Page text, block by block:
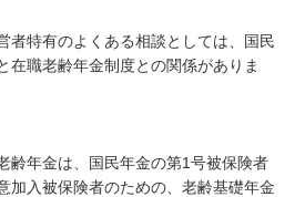
者特有のよくある相談としては、国民
在職老齢年金制度との関係がありま
齢年金は、国民年金の第1号被保険者
加入被保険者のための、老齢基礎年金